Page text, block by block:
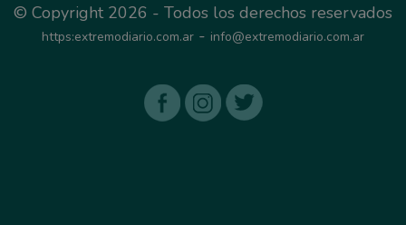
© Copyright 2026 - Todos los derechos reservados
https:extremodiario.com.ar - info@extremodiario.com.ar